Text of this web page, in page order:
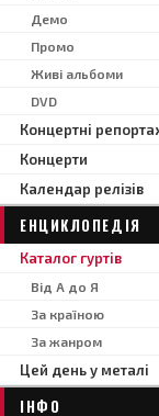
Демо
Промо
Живі альбоми
DVD
Концертні
Концерти
Календар релізів
ЕНЦИКЛОПЕДІЯ
Каталог гуртів
Від А до Я
За країною
За жанром
Цей день у металі
ІНФО